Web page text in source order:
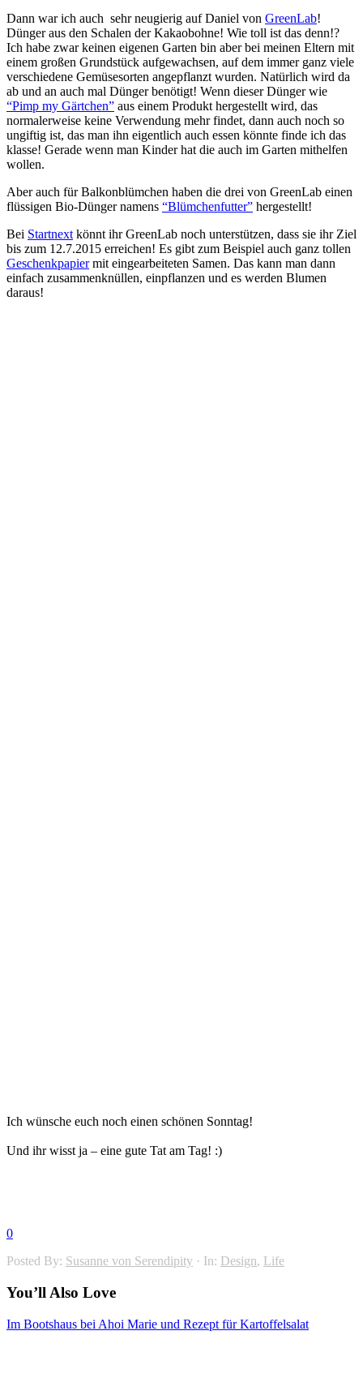
Dann war ich auch sehr neugierig auf Daniel von GreenLab!
Dünger aus den Schalen der Kakaobohne! Wie toll ist das denn!?
Ich habe zwar keinen eigenen Garten bin aber bei meinen Eltern mit
einem großen Grundstück aufgewachsen, auf dem immer ganz viele
verschiedene Gemüsesorten angepflanzt wurden. Natürlich wird da
ab und an auch mal Dünger benötigt! Wenn dieser Dünger wie
“Pimp my Gärtchen” aus einem Produkt hergestellt wird, das
normalerweise keine Verwendung mehr findet, dann auch noch so
ungiftig ist, das man ihn eigentlich auch essen könnte finde ich das
klasse! Gerade wenn man Kinder hat die auch im Garten mithelfen
wollen.
Aber auch für Balkonblümchen haben die drei von GreenLab einen
flüssigen Bio-Dünger namens “Blümchenfutter” hergestellt!
Bei Startnextkönnt ihr GreenLab noch unterstützen, dass sie ihr Ziel
bis zum 12.7.2015 erreichen! Es gibt zum Beispiel auch ganz tollen
Geschenkpapiermit eingearbeiteten Samen. Das kann man dann
einfach zusammenknüllen, einpflanzen und es werden Blumen
daraus!
Ich wünsche euch noch einen schönen Sonntag!
Und ihr wisst ja – eine gute Tat am Tag! :)
0
Posted By: Susanne von Serendipity · In: Design, Life
You’ll Also Love
Im Bootshaus bei Ahoi Marie und Rezept für Kartoffelsalat